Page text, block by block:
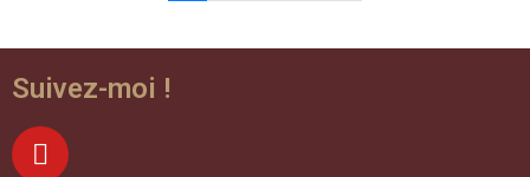
Suivez-moi !